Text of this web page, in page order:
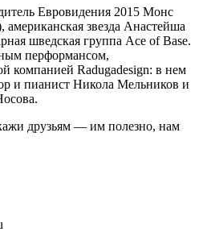
Евровидения 2015 Монс
американская звезда Анастейша
шведская группа Ace of Base.
перформансом,
компанией Radugadesign: в нем
и пианист Никола Мельников и
друзьям — им полезно, нам